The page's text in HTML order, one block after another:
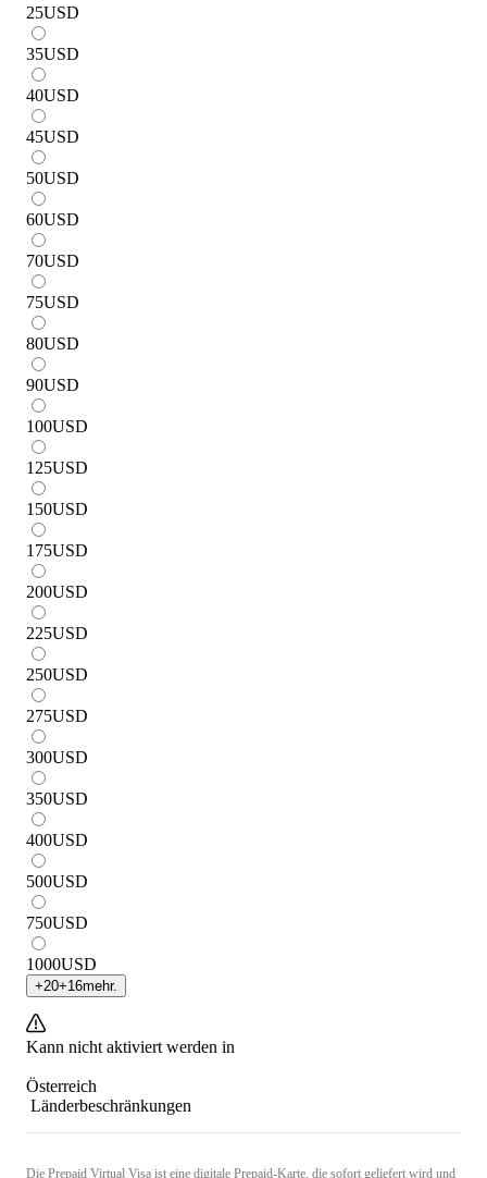
25USD
35USD
40USD
45USD
50USD
60USD
70USD
75USD
80USD
90USD
100USD
125USD
150USD
175USD
200USD
225USD
250USD
275USD
300USD
350USD
400USD
500USD
750USD
1000USD
+20+16mehr.
Kann nicht aktiviert werden in
Österreich
Länderbeschränkungen
Die Prepaid Virtual Visa ist eine digitale Prepaid-Karte, die sofort geliefert wird und